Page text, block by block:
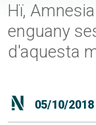
Hï,
enguany
d'aquesta
05/10/2018